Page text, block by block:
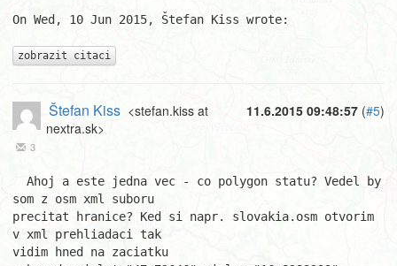
On Wed, 10 Jun 2015, Štefan Kiss wrote:
zobrazit citaci
11.6.2015 09:48:57 (#5)
Štefan Kiss <stefan.kiss at
nextra.sk>
3
som z osm xml suboru
precitat hranice? Ked si napr. slovakia.osm otvorim
v xml prehliadaci tak
vidim hned na zaciatku